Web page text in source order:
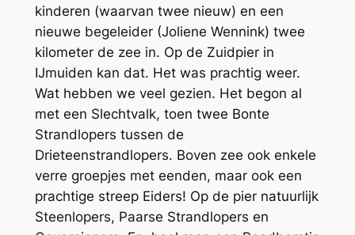
kinderen (waarvan twee nieuw) en een
nieuwe begeleider (Joliene Wennink) twee
kilometer de zee in. Op de Zuidpier in
IJmuiden kan dat. Het was prachtig weer.
Wat hebben we veel gezien. Het begon al
met een Slechtvalk, toen twee Bonte
Strandlopers tussen de
Drieteenstrandlopers. Boven zee ook enkele
verre groepjes met eenden, maar ook een
prachtige streep Eiders! Op de pier natuurlijk
Steenlopers, Paarse Strandlopers en